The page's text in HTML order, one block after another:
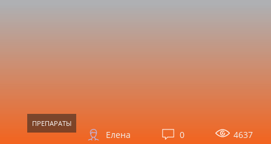
ПРЕПАРАТЫ
4637
0
Елена